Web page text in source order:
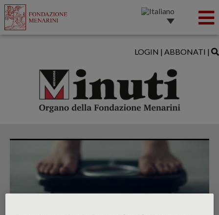
LOGIN | ABBONATI |